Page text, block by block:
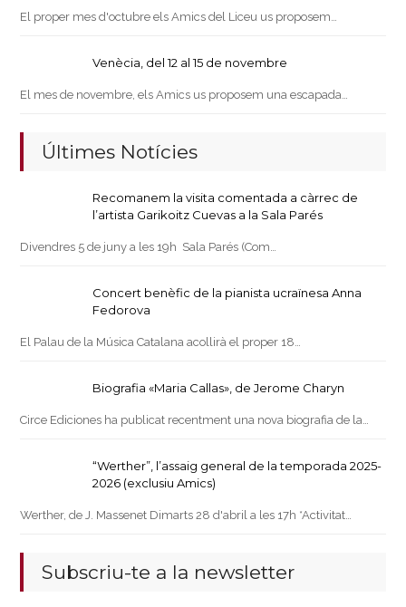
El proper mes d'octubre els Amics del Liceu us proposem…
Venècia, del 12 al 15 de novembre
El mes de novembre, els Amics us proposem una escapada…
Últimes Notícies
Recomanem la visita comentada a càrrec de
l’artista Garikoitz Cuevas a la Sala Parés
Divendres 5 de juny a les 19h Sala Parés (Com…
Concert benèfic de la pianista ucraïnesa Anna
Fedorova
El Palau de la Música Catalana acollirà el proper 18…
Biografia «Maria Callas», de Jerome Charyn
Circe Ediciones ha publicat recentment una nova biografia de la…
“Werther”, l’assaig general de la temporada 2025-
2026 (exclusiu Amics)
Werther, de J. Massenet Dimarts 28 d'abril a les 17h *Activitat…
Subscriu-te a la newsletter